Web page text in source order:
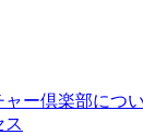
ャー倶楽部につ
ス